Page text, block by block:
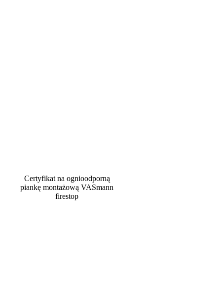
Certyfikat na ognioodporną
piankę montażową VASmann
firestop